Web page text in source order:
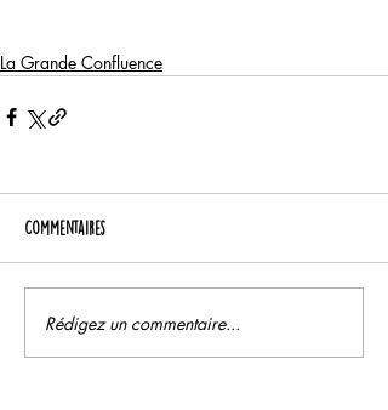
La Grande Confluence
Commentaires
Rédigez un commentaire...